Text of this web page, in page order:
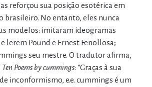
reforçou sua posição esotérica em
brasileiro. No entanto, eles nunca
modelos: imitaram ideogramas
lerem Pound e Ernest Fenollosa;
seu mestre. O tradutor afirma,
Ten Poems by cummings: “Graças à sua
inconformismo, e.e. cummings é um